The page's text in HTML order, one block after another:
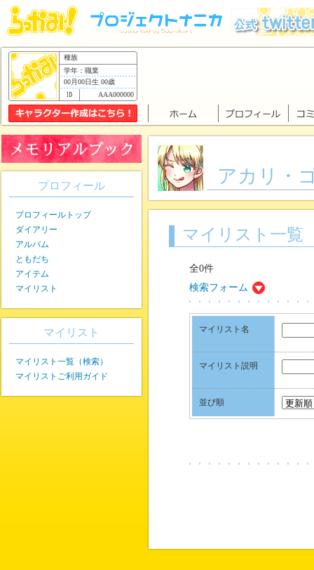
種族
学年：職業
00月00日生 00歳
AAA000000
アカリ・
マイリスト一覧
全0件
検索フォーム
マイリスト名
マイリスト説明
並び順
プロフィール
プロフィールトップ
ダイアリー
アルバム
ともだち
アイテム
マイリスト
マイリスト
マイリスト一覧（検索）
マイリストご利用ガイド